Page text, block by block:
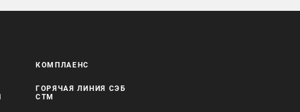
КОМПЛАЕНС
ГОРЯЧАЯ ЛИНИЯ СЭБ
СТМ